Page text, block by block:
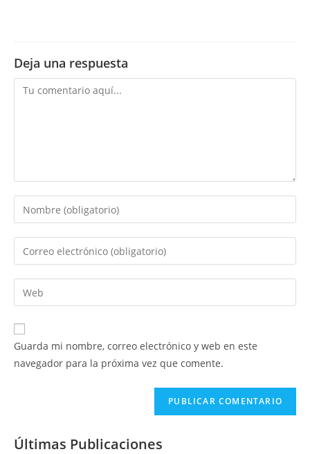
Deja una respuesta
Comentario
Introduce
tu
nombre
de
usuario
para
comentar
Introduce
tu
dirección
de
electrónico
para
comentar
Introduce
la
URL
de
Guarda mi nombre, correo electrónico y web en este
navegador para la próxima vez que comente.
Últimas Publicaciones